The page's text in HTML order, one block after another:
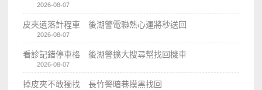
2026-08-07
皮夾遺落計程車 後湖警電聯熱心運將秒送回
2026-08-07
看診記錯停車格 後湖警擴大搜尋幫找回機車
2026-08-07
掉皮夾不敢獨找 長竹警暗巷摸黑找回